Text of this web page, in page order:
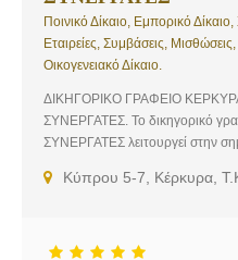
Ποινικό Δίκαιο, Εμπορικό Δίκαιο,
Εταιρείες, Συμβάσεις,
Οικογενειακό Δίκαιο.
ΔΙΚΗΓΟΡΙΚΟ ΓΡΑΦΕΙΟ
ΣΥΝΕΡΓΑΤΕΣ. Το δικηγορικό
ΣΥΝΕΡΓΑΤΕΣ λειτουργεί στην
Βιομηχανικού, Κατασκευαστικού,
Ασφαλιστικών Ομίλων. Κλάδοι
Κύπρου 5-7, Κέρκυρα,